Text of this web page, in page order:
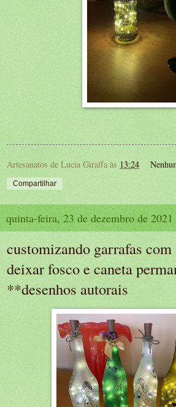
Artesanatos de Lucia Giraffa às 13:24
Compartilhar
quinta-feira, 23 de dezembro de 2021
customizando garrafas com
deixar fosco e caneta
**desenhos autorais